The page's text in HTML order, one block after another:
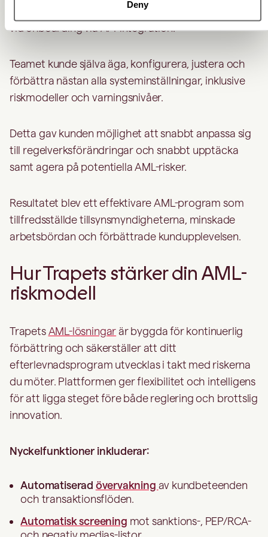
Deny
De kunde även genomföra realtidsriskbedömningar
vid onboarding via API-integration.
Teamet kunde själva äga, konfigurera, justera och
förbättra nästan alla systeminställningar, inklusive
riskmodeller och varningsnivåer.
Detta gav kunden möjlighet att snabbt anpassa sig
till regelverksförändringar och snabbt upptäcka
samt agera på potentiella AML-risker.
Resultatet blev ett effektivare AML-program som
tillfredsställde tillsynsmyndigheterna, minskade
arbetsbördan och förbättrade kundupplevelsen.
Hur Trapets stärker din AML-
riskmodell
Trapets AML-lösningar är byggda för kontinuerlig
förbättring och säkerställer att ditt
efterlevnadsprogram utvecklas i takt med riskerna
du möter. Plattformen ger flexibilitet och intelligens
för att ligga steget före både reglering och brottslig
innovation.
Nyckelfunktioner inkluderar:
Automatiserad övervakning av kundbeteenden
och transaktionsflöden.
Automatisk screening mot sanktions-, PEP/RCA-